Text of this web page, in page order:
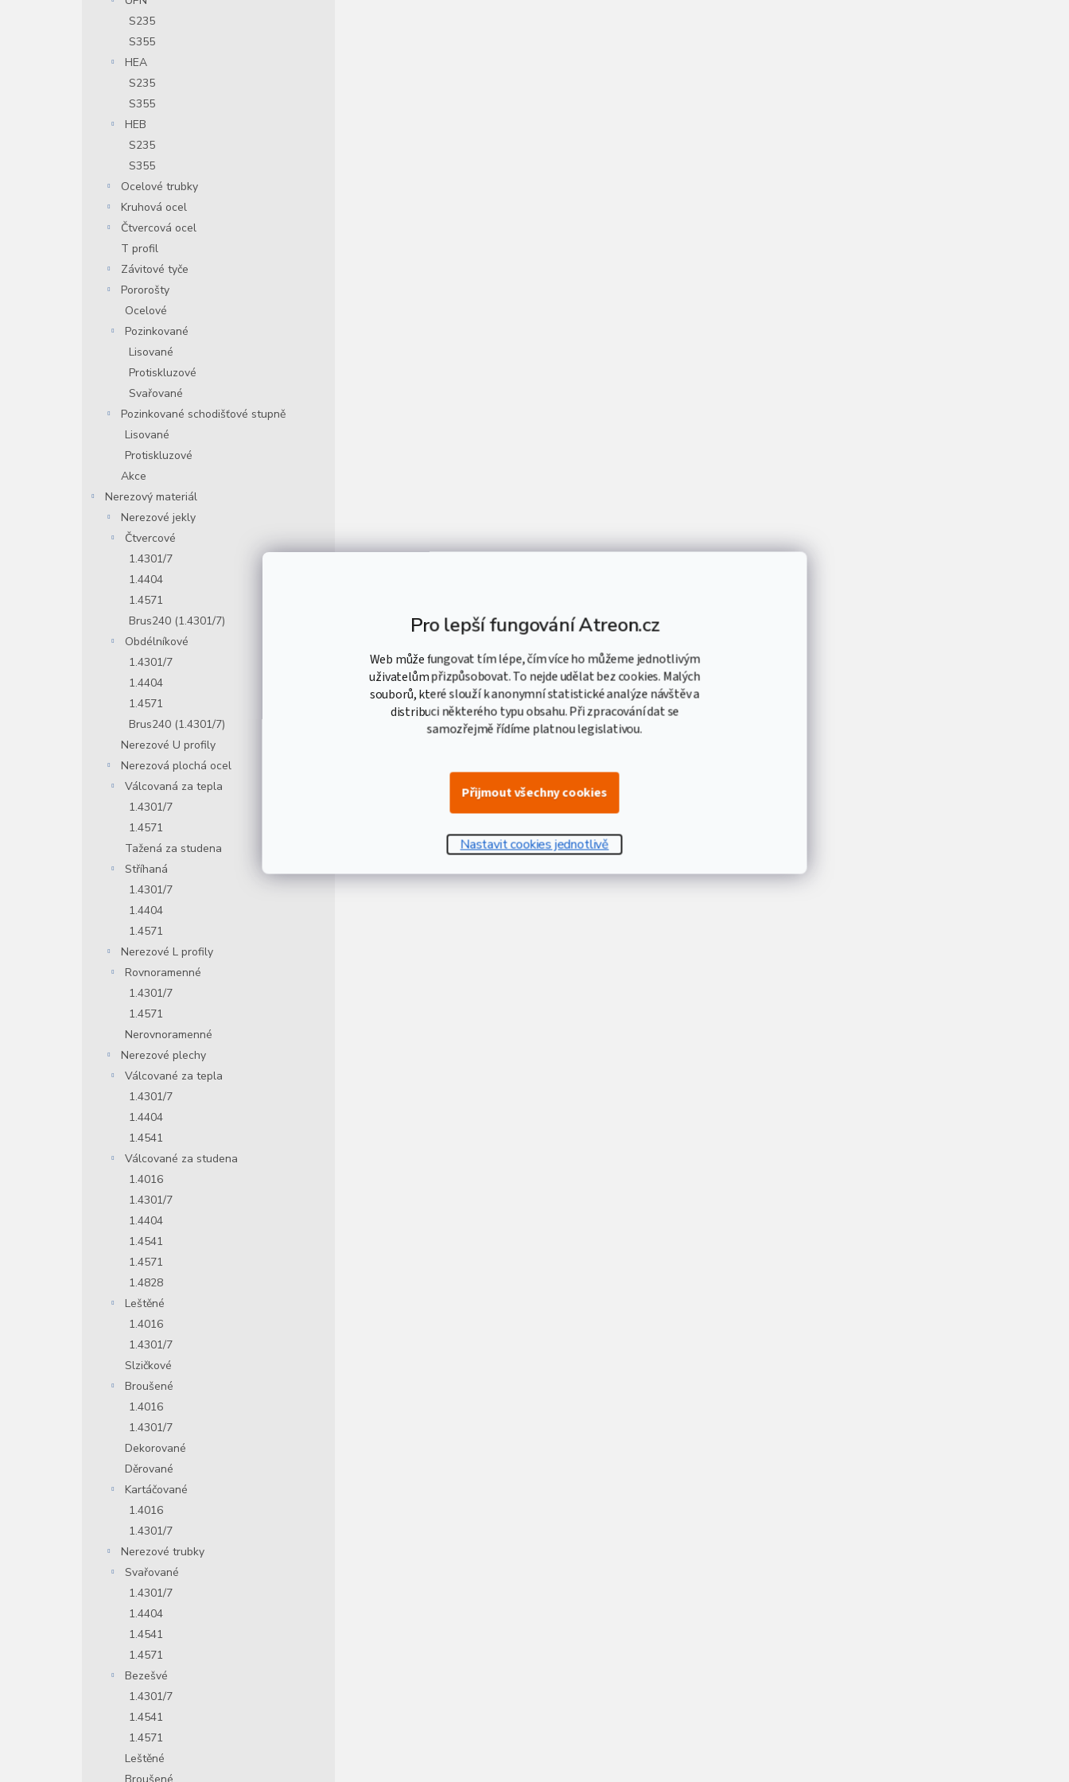
Pro lepší fungování Atreon.cz
Web může fungovat tím lépe, čím více ho můžeme jednotlivým
uživatelům přizpůsobovat. To nejde udělat bez cookies. Malých
souborů, které slouží k anonymní statistické analýze návštěv a
distribuci některého typu obsahu. Při zpracování dat se
samozřejmě řídíme platnou legislativou.
Nastavit cookies jednotlivě
Přijmout všechny cookies
S235
S355
HEA
S235
S355
HEB
S235
S355
Ocelové trubky
Kruhová ocel
Čtvercová ocel
T profil
Závitové tyče
Pororošty
Ocelové
Pozinkované
Lisované
Protiskluzové
Svařované
Pozinkované schodišťové stupně
Lisované
Protiskluzové
Akce
Nerezový materiál
Nerezové jekly
Čtvercové
1.4301/7
1.4404
1.4571
Brus240 (1.4301/7)
Obdélníkové
1.4301/7
1.4404
1.4571
Brus240 (1.4301/7)
Nerezové U profily
Nerezová plochá ocel
Válcovaná za tepla
1.4301/7
1.4571
Tažená za studena
Stříhaná
1.4301/7
1.4404
1.4571
Nerezové L profily
Rovnoramenné
1.4301/7
1.4571
Nerovnoramenné
Nerezové plechy
Válcované za tepla
1.4301/7
1.4404
1.4541
Válcované za studena
1.4016
1.4301/7
1.4404
1.4541
1.4571
1.4828
Leštěné
1.4016
1.4301/7
Slzičkové
Broušené
1.4016
1.4301/7
Dekorované
Děrované
Kartáčované
1.4016
1.4301/7
Nerezové trubky
Svařované
1.4301/7
1.4404
1.4541
1.4571
Bezešvé
1.4301/7
1.4541
1.4571
Leštěné